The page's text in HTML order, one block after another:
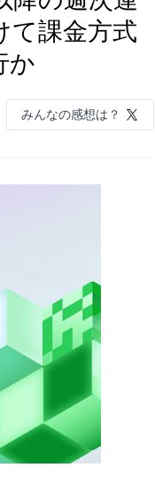
て課金方式
か
みんなの感想は？